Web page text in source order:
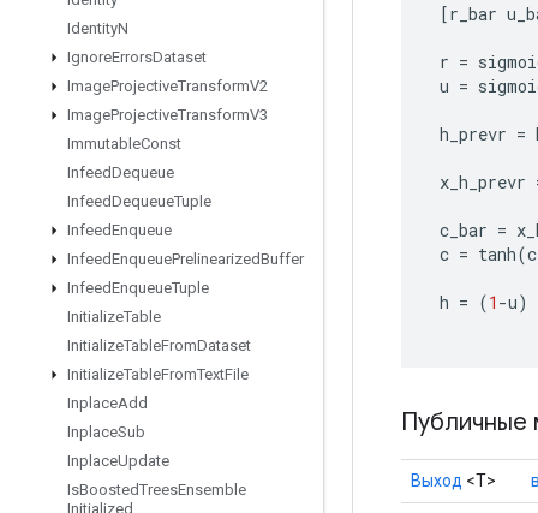
IdentityN
IgnoreErrorsDataset
ImageProjectiveTransformV2
ImageProjectiveTransformV3
ImmutableConst
InfeedDequeue
InfeedDequeueTuple
InfeedEnqueue
InfeedEnqueuePrelinearizedBuffer
InfeedEnqueueTuple
InitializeTable
InitializeTableFromDataset
InitializeTableFromTextFile
InplaceAdd
InplaceSub
InplaceUpdate
IsBoostedTreesEnsemble
Initialized
[r_bar
r =
u =
h_prevr =
x_h_prevr
c_bar =
c = tanh(
h = (1 -u)
Публичные
Выход <Т> в